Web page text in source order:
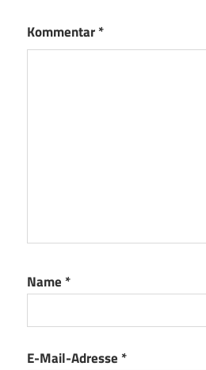
Kommentar*
Name *
E-Mail-Adresse *